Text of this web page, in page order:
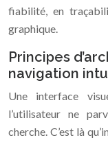
fiabilité, en
graphique.
Principes
navigation
Une interface
l’utilisateur ne
cherche. C’est là